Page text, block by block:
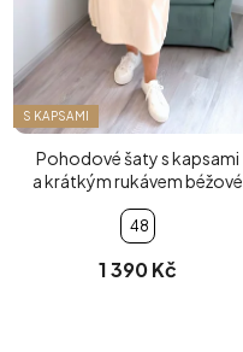
S KAPSAMI
Pohodové šaty s kapsami
a krátkým rukávem béžové
48
1 390 Kč